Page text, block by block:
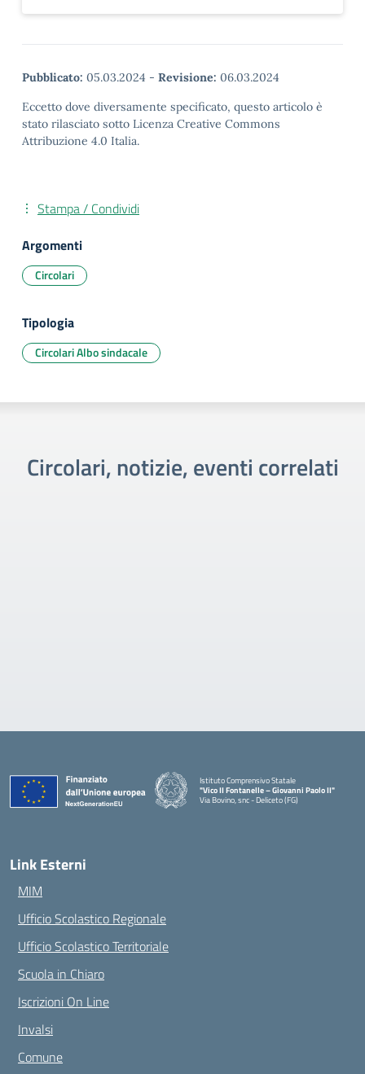
Pubblicato: 05.03.2024 - Revisione: 06.03.2024
Eccetto dove diversamente specificato, questo articolo è
stato rilasciato sotto Licenza Creative Commons
Attribuzione 4.0 Italia.
Stampa / Condividi
Argomenti
Circolari
Tipologia
Circolari Albo sindacale
Circolari, notizie, eventi correlati
Istituto Comprensivo Statale
"Vico II Fontanelle – Giovanni Paolo II"
Via Bovino, snc - Deliceto (FG)
Link Esterni
MIM
Ufficio Scolastico Regionale
Ufficio Scolastico Territoriale
Scuola in Chiaro
Iscrizioni On Line
Invalsi
Comune